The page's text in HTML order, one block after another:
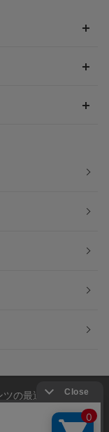
の最適な提供、ト
しています。
用に同意したことも